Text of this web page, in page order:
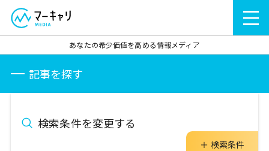
あなたの希少価値を高める情報メディア
記事を探す
検索条件を変更する
検索条件